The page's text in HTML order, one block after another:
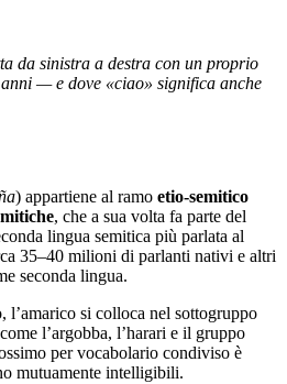
da sinistra a destra con un proprio
— e dove «ciao» significa anche
) appartiene al ramo etio-semitico
, che a sua volta fa parte del
lingua semitica più parlata al
35–40 milioni di parlanti nativi e altri
seconda lingua.
l’amarico si colloca nel sottogruppo
l’argobba, l’harari e il gruppo
per vocabolario condiviso è
mutuamente intelligibili.